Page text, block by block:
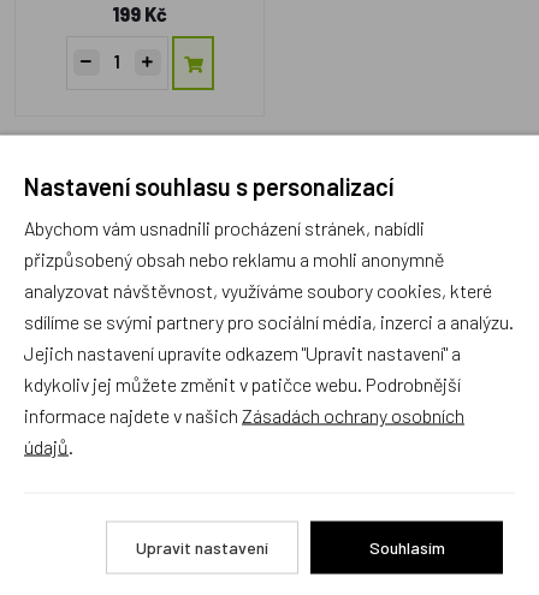
199 Kč
Rodinný český obchod s 20 letou
Děláme naši práci poctivě a rádi a doufáme, že je to
znát. Osobní přístup ke každému zákazníkovi je
základem našeho podnikání. Jsme rodiče dvou
úžasných dětí, a i proto víme, co potěší ty Vaše.
odborným poradenstvím
Nastavení souhlasu s personalizací
Abychom vám usnadnili procházení stránek, nabídli
přizpůsobený obsah nebo reklamu a mohli anonymně
analyzovat návštěvnost, využíváme soubory cookies, které
sdílíme se svými partnery pro sociální média, inzerci a analýzu.
Jejich nastavení upravíte odkazem "Upravit nastavení" a
kdykoliv jej můžete změnit v patičce webu. Podrobnější
informace najdete v našich Zásadách ochrany osobních
údajů
Upravit nastavení Souhlasím